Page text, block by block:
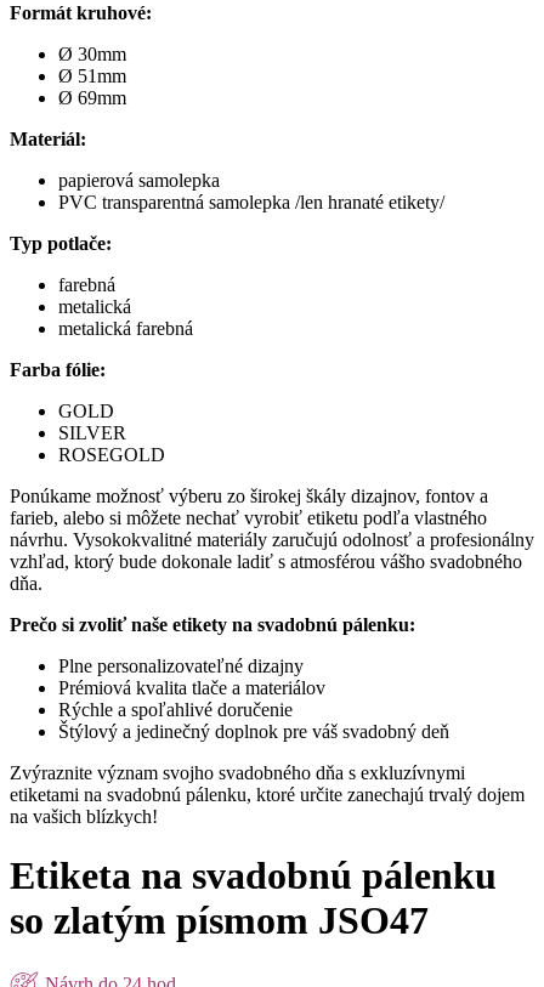
Formát kruhové:
Ø 30mm
Ø 51mm
Ø 69mm
Materiál:
papierová samolepka
PVC transparentná samolepka /len hranaté etikety/
Typ potlače:
farebná
metalická
metalická farebná
Farba fólie:
GOLD
SILVER
ROSEGOLD
Ponúkame možnosť výberu zo širokej škály dizajnov, fontov a
farieb, alebo si môžete nechať vyrobiť etiketu podľa vlastného
návrhu. Vysokokvalitné materiály zaručujú odolnosť a profesionálny
vzhľad, ktorý bude dokonale ladiť s atmosférou vášho svadobného
dňa.
Prečo si zvoliť naše etikety na svadobnú pálenku:
Plne personalizovateľné dizajny
Prémiová kvalita tlače a materiálov
Rýchle a spoľahlivé doručenie
Štýlový a jedinečný doplnok pre váš svadobný deň
Zvýraznite význam svojho svadobného dňa s exkluzívnymi
etiketami na svadobnú pálenku, ktoré určite zanechajú trvalý dojem
na vašich blízkych!
Etiketa na svadobnú pálenku
so zlatým písmom JSO47